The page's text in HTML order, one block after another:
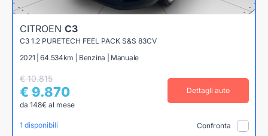
CITROEN C3
C3 1.2 PURETECH FEEL PACK S&S 83CV
2021 | 64.534km | Benzina | Manuale
€ 10.815
€ 9.870
da 148€ al mese
Dettagli auto
1 disponibili Confronta